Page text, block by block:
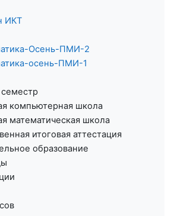
ИКТ
Осень-ПМИ-2
осень-ПМИ-1
компьютерная школа
математическая школа
итоговая аттестация
образование